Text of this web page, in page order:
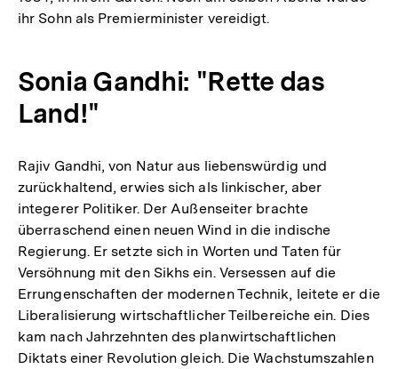
ihr Sohn als Premierminister vereidigt.
Sonia Gandhi: "Rette das
Land!"
Rajiv Gandhi, von Natur aus liebenswürdig und
zurückhaltend, erwies sich als linkischer, aber
integerer Politiker. Der Außenseiter brachte
überraschend einen neuen Wind in die indische
Regierung. Er setzte sich in Worten und Taten für
Versöhnung mit den Sikhs ein. Versessen auf die
Errungenschaften der modernen Technik, leitete er die
Liberalisierung wirtschaftlicher Teilbereiche ein. Dies
kam nach Jahrzehnten des planwirtschaftlichen
Diktats einer Revolution gleich. Die Wachstumszahlen